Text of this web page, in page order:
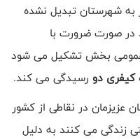
شهرستان تبدیل نشده
صورت ضرورت با
بخش تشکیل می شود
کیفری دو رسیدگی می کند.
عزیزمان در نقاطی از کشور
زندگی می کنند به دلیل